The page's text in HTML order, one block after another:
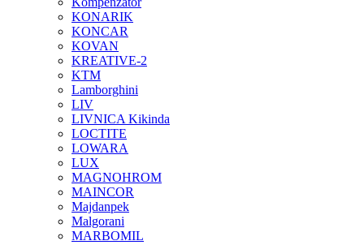
KONARIK
KONCAR
KOVAN
KREATIVE-2
KTM
Lamborghini
LIV
LIVNICA Kikinda
LOCTITE
LOWARA
LUX
MAGNOHROM
MAINCOR
Majdanpek
Malgorani
MARBOMIL